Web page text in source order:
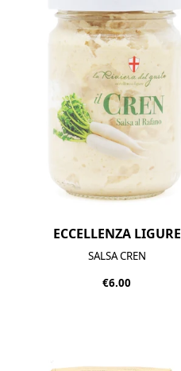
ECCELLENZA LIGURE
SALSA CREN
€6.00